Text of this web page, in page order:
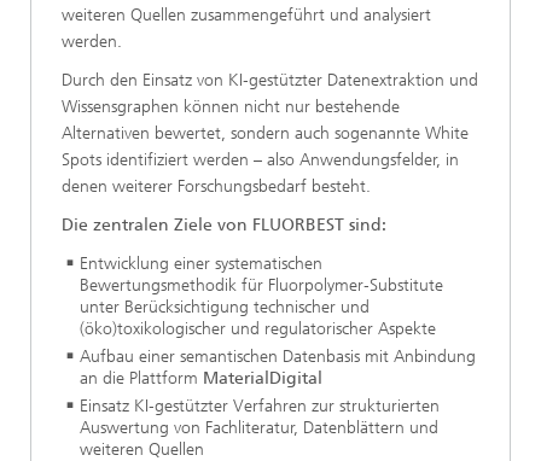
weiteren Quellen zusammengeführt und analysiert
werden.
Durch den Einsatz von KI‑gestützter Datenextraktion und
Wissensgraphen können nicht nur bestehende
Alternativen bewertet, sondern auch sogenannte White
Spots identifiziert werden – also Anwendungsfelder, in
denen weiterer Forschungsbedarf besteht.
Die zentralen Ziele von FLUORBEST sind:
Entwicklung einer systematischen
Bewertungsmethodik für Fluorpolymer‑Substitute
unter Berücksichtigung technischer und
(öko)toxikologischer und regulatorischer Aspekte
Aufbau einer semantischen Datenbasis mit Anbindung
an die Plattform MaterialDigital
Einsatz KI‑gestützter Verfahren zur strukturierten
Auswertung von Fachliteratur, Datenblättern und
weiteren Quellen